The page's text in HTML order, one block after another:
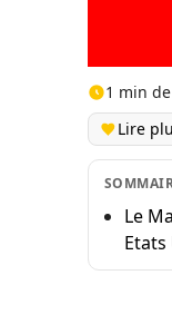
1 min
Lire
Le